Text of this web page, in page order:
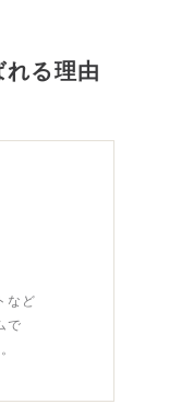
る理由
など
で